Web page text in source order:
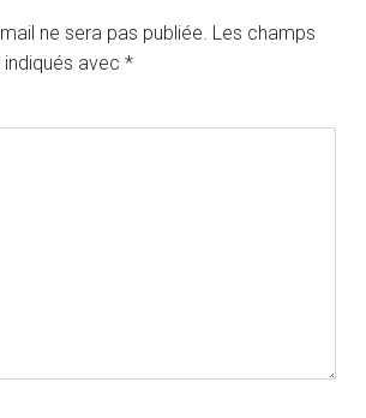
ne sera pas publiée. Les champs
avec *